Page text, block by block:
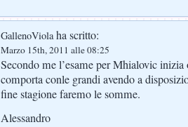
GallenoViolaha scritto:
Marzo 15th, 2011 alle 08:25
Secondo me l’esame per Mhialovic
comporta conle grandi avendo a
fine stagione faremo le somme.
Alessandro